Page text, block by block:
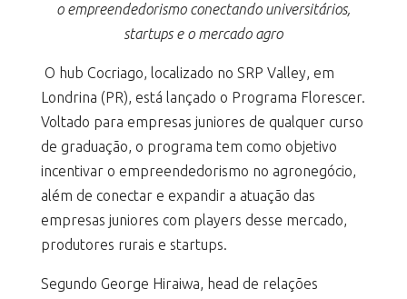
o empreendedorismo conectando universitários,
startups e o mercado agro
O hub Cocriago, localizado no SRP Valley, em
Londrina (PR), está lançado o Programa Florescer.
Voltado para empresas juniores de qualquer curso
de graduação, o programa tem como objetivo
incentivar o empreendedorismo no agronegócio,
além de conectar e expandir a atuação das
empresas juniores com players desse mercado,
produtores rurais e startups.
Segundo George Hiraiwa, head de relações